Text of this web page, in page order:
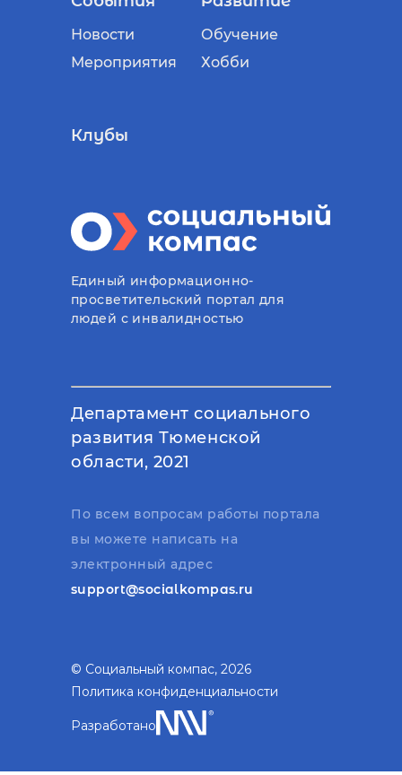
Новости
Мероприятия
Обучение
Хобби
Клубы
Единый информационно-
просветительский портал для
людей с инвалидностью
Департамент социального
развития Тюменской
области, 2021
По всем вопросам работы портала
вы можете написать на
электронный адрес
support@socialkompas.ru
© Социальный компас, 2026
Политика конфиденциальности
Разработано